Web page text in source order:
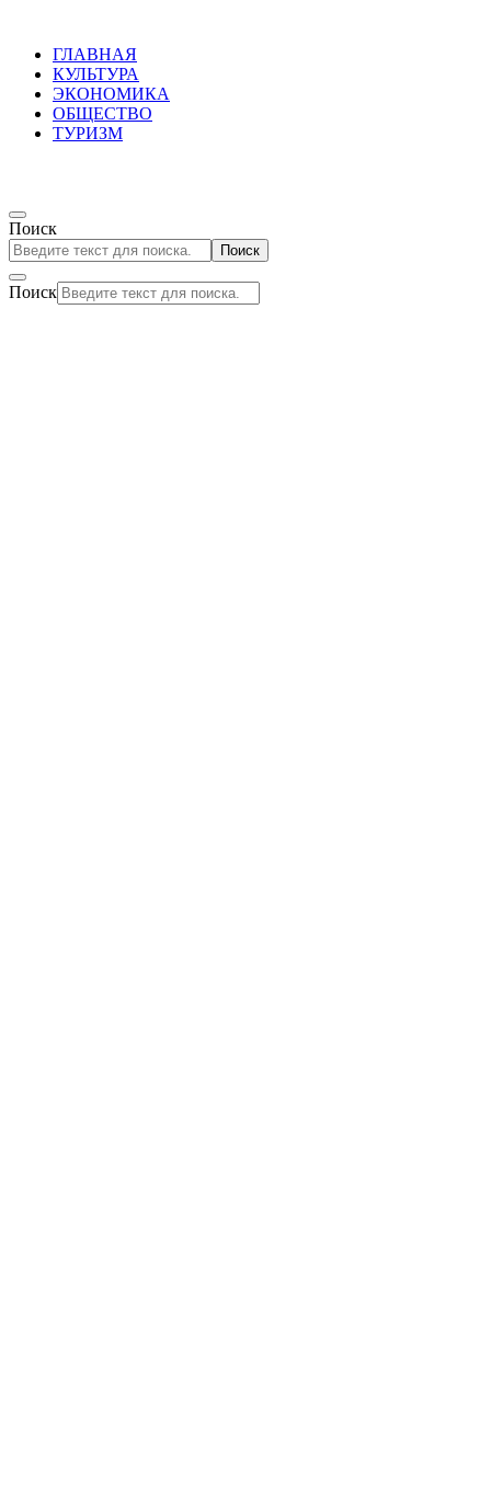
ГЛАВНАЯ
КУЛЬТУРА
ЭКОНОМИКА
ОБЩЕСТВО
ТУРИЗМ
Поиск
Поиск
Поиск